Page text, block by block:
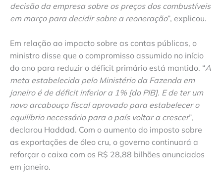
decisão da empresa sobre os preços dos combustíveis
em março para decidir sobre a reoneração”, explicou.
Em relação ao impacto sobre as contas públicas, o
ministro disse que o compromisso assumido no início
do ano para reduzir o déficit primário está mantido. “A
meta estabelecida pelo Ministério da Fazenda em
janeiro é de déficit inferior a 1% [do PIB]. E de ter um
novo arcabouço fiscal aprovado para estabelecer o
equilíbrio necessário para o país voltar a crescer”,
declarou Haddad. Com o aumento do imposto sobre
as exportações de óleo cru, o governo continuará a
reforçar o caixa com os R$ 28,88 bilhões anunciados
em janeiro.